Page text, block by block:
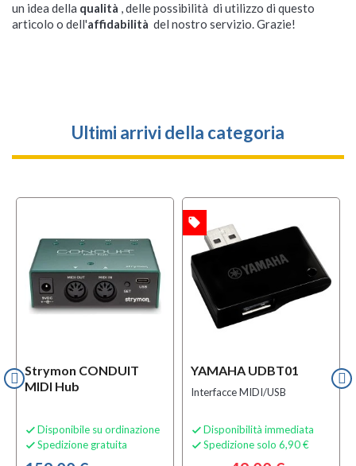
un idea della qualità , delle possibilità di utilizzo di questo
articolo o dell'affidabilità del nostro servizio. Grazie!
Ultimi arrivi della categoria
Strymon CONDUIT
MIDI Hub
 Disponibile su ordinazione
 Spedizione gratuita
YAMAHA UDBT01
Interfacce MIDI/USB
 Disponibilità immediata
 Spedizione solo 6,90 €
local_offer